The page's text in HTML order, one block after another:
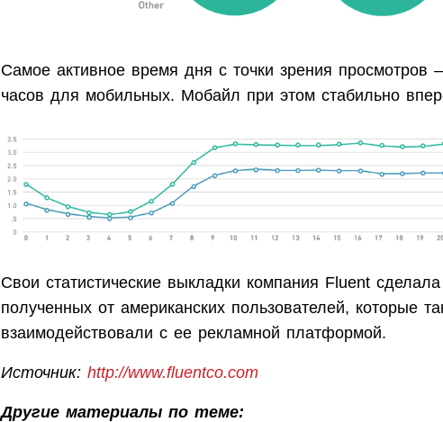
Самое активное время дня с точки зрения
часов для мобильных. Мобайл при этом стабильно
Свои статистические выкладки компания Fluent
полученных от американских пользователей, которые
взаимодействовали с ее рекламной платформой.
Источник: http://www.fluentco.com
Другие материалы по теме: